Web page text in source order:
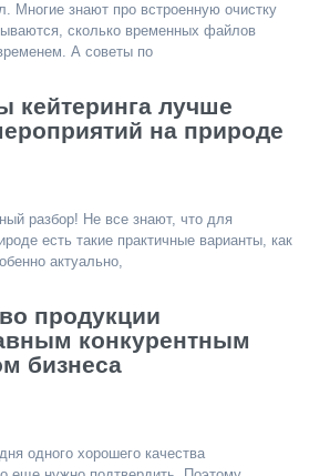
Многие знают про встроенную очистку
сколько временных файлов
А советы по
кейтеринга лучше
на природе
разбор! Не все знают, что для
есть такие практичные варианты, как
актуально,
продукции
конкурентным
бизнеса
одного хорошего качества